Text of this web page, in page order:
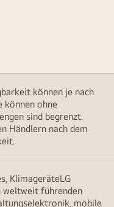
können je nach
können ohne
sind begrenzt.
Händlern nach dem
KlimageräteLG
weltweit führenden
mobile